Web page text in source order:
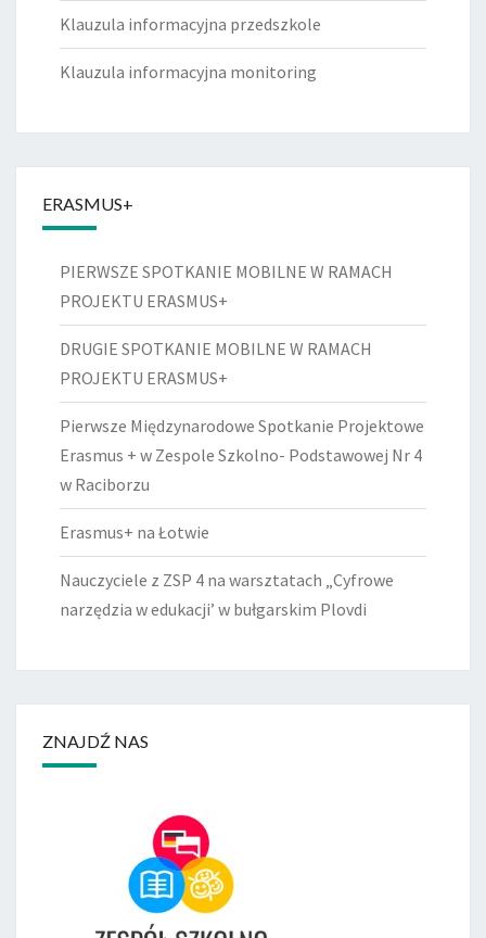
Klauzula informacyjna przedszkole
Klauzula informacyjna monitoring
ERASMUS+
PIERWSZE SPOTKANIE MOBILNE W RAMACH
PROJEKTU ERASMUS+
DRUGIE SPOTKANIE MOBILNE W RAMACH
PROJEKTU ERASMUS+
Pierwsze Międzynarodowe Spotkanie Projektowe
Erasmus + w Zespole Szkolno- Podstawowej Nr 4
w Raciborzu
Erasmus+ na Łotwie
Nauczyciele z ZSP 4 na warsztatach „Cyfrowe
narzędzia w edukacji’ w bułgarskim Plovdi
ZNAJDŹ NAS